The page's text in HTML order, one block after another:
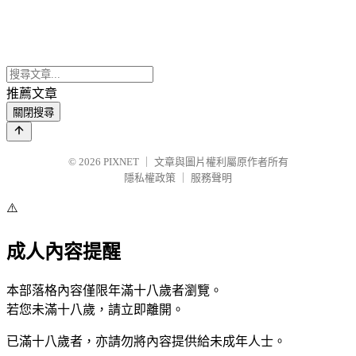
推薦文章
關閉搜尋
© 2026 PIXNET
文章與圖片權利屬原作者所有
隱私權政策
服務聲明
⚠️
成人內容提醒
本部落格內容僅限年滿十八歲者瀏覽。
若您未滿十八歲，請立即離開。
已滿十八歲者，亦請勿將內容提供給未成年人士。